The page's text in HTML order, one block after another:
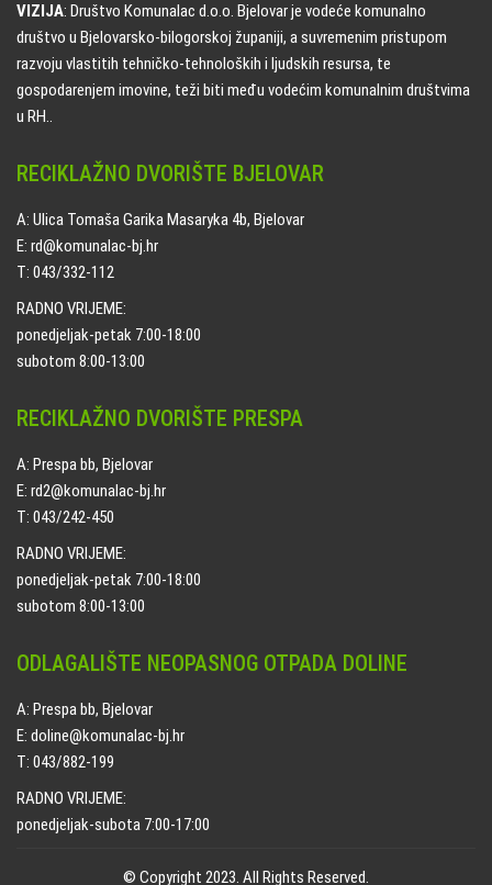
VIZIJA: Društvo Komunalac d.o.o. Bjelovar je vodeće komunalno
društvo u Bjelovarsko-bilogorskoj županiji, a suvremenim pristupom
razvoju vlastitih tehničko-tehnoloških i ljudskih resursa, te
gospodarenjem imovine, teži biti među vodećim komunalnim društvima
u RH..
RECIKLAŽNO DVORIŠTE BJELOVAR
A: Ulica Tomaša Garika Masaryka 4b, Bjelovar
E: rd@komunalac-bj.hr
T: 043/332-112
RADNO VRIJEME:
ponedjeljak-petak 7:00-18:00
subotom 8:00-13:00
RECIKLAŽNO DVORIŠTE PRESPA
A: Prespa bb, Bjelovar
E: rd2@komunalac-bj.hr
T: 043/242-450
RADNO VRIJEME:
ponedjeljak-petak 7:00-18:00
subotom 8:00-13:00
ODLAGALIŠTE NEOPASNOG OTPADA DOLINE
A: Prespa bb, Bjelovar
E: doline@komunalac-bj.hr
T: 043/882-199
RADNO VRIJEME:
ponedjeljak-subota 7:00-17:00
© Copyright 2023. All Rights Reserved.